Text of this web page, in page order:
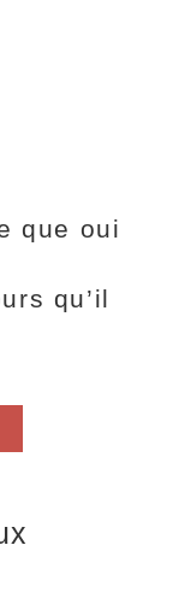
que oui
qu’il